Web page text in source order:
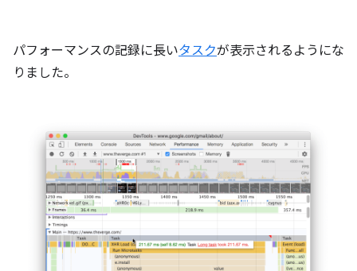
パフォーマンスの記録に長いタスクが表示されるようにな
りました。